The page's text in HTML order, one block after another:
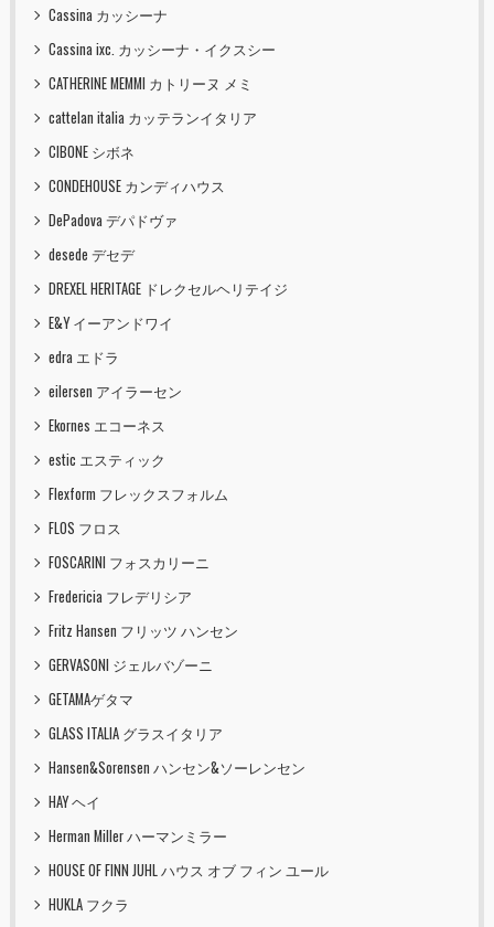
Cassina カッシーナ
Cassina ixc. カッシーナ・イクスシー
CATHERINE MEMMI カトリーヌ メミ
cattelan italia カッテランイタリア
CIBONE シボネ
CONDEHOUSE カンディハウス
DePadova デパドヴァ
desede デセデ
DREXEL HERITAGE ドレクセルヘリテイジ
E&Y イーアンドワイ
edra エドラ
eilersen アイラーセン
Ekornes エコーネス
estic エスティック
Flexform フレックスフォルム
FLOS フロス
FOSCARINI フォスカリーニ
Fredericia フレデリシア
Fritz Hansen フリッツ ハンセン
GERVASONI ジェルバゾーニ
GETAMAゲタマ
GLASS ITALIA グラスイタリア
Hansen&Sorensen ハンセン&ソーレンセン
HAY ヘイ
Herman Miller ハーマンミラー
HOUSE OF FINN JUHL ハウス オブ フィン ユール
HUKLA フクラ